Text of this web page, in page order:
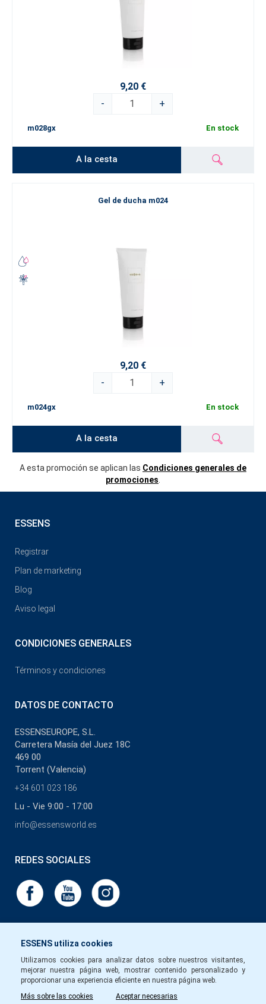
9,20 €
-
+
m028gx En stock
A la cesta
Gel de ducha m024
9,20 €
-
+
m024gx En stock
A la cesta
A esta promoción se aplican las Condiciones generales de
promociones
ESSENS utiliza cookies
Utilizamos cookies para analizar datos sobre nuestros visitantes,
mejorar nuestra página web, mostrar contenido personalizado y
proporcionar una experiencia eficiente en nuestra página web.
Más sobre las cookies
Aceptar necesarias
ESSENS
Registrar
Plan de marketing
Blog
Aviso legal
CONDICIONES GENERALES
Términos y condiciones
DATOS DE CONTACTO
ESSENSEUROPE, S.L.
Carretera Masía del Juez 18C
469 00
Torrent (Valencia)
+34 601 023 186
Lu - Vie 9:00 - 17:00
info@essensworld.es
REDES SOCIALES